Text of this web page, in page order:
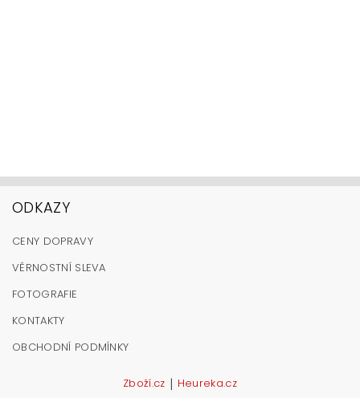
ODKAZY
CENY DOPRAVY
VĚRNOSTNÍ SLEVA
FOTOGRAFIE
KONTAKTY
OBCHODNÍ PODMÍNKY
Zboží.cz | Heureka.cz